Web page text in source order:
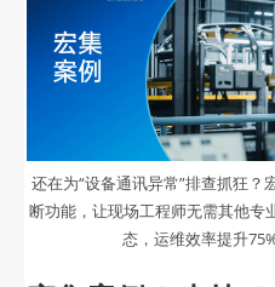
还在为“设备通讯异常”排查抓狂
断功能，让现场工程师无需其他专
态，运维效率提升